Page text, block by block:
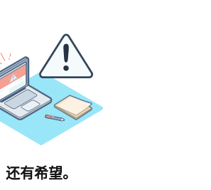
还有希望。